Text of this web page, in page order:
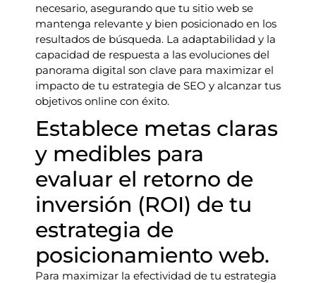
necesario, asegurando que tu sitio web se
mantenga relevante y bien posicionado en los
resultados de búsqueda. La adaptabilidad y la
capacidad de respuesta a las evoluciones del
panorama digital son clave para maximizar el
impacto de tu estrategia de SEO y alcanzar tus
objetivos online con éxito.
Establece metas claras
y medibles para
evaluar el retorno de
inversión (ROI) de tu
estrategia de
posicionamiento web.
Para maximizar la efectividad de tu estrategia